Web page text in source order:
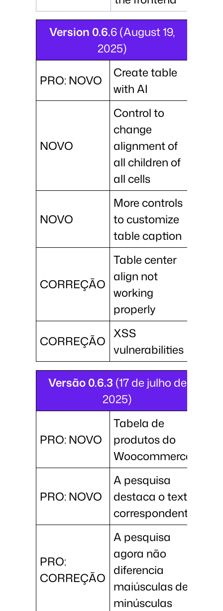
Version 0.6.6 (August 19,
2025)
PRO: NOVO
Create table
with AI
NOVO
Control to
change
alignment of
all children of
all cells
NOVO
More controls
to customize
table caption
CORREÇÃO
Table center
align not
working
properly
CORREÇÃO
XSS
vulnerabilities
Versão 0.6.3 (17 de julho de
2025)
PRO: NOVO
Tabela de
produtos do
Woocommerce
PRO: NOVO
A pesquisa
destaca o texto
correspondente
PRO:
CORREÇÃO
A pesquisa
agora não
diferencia
maiúsculas de
minúsculas